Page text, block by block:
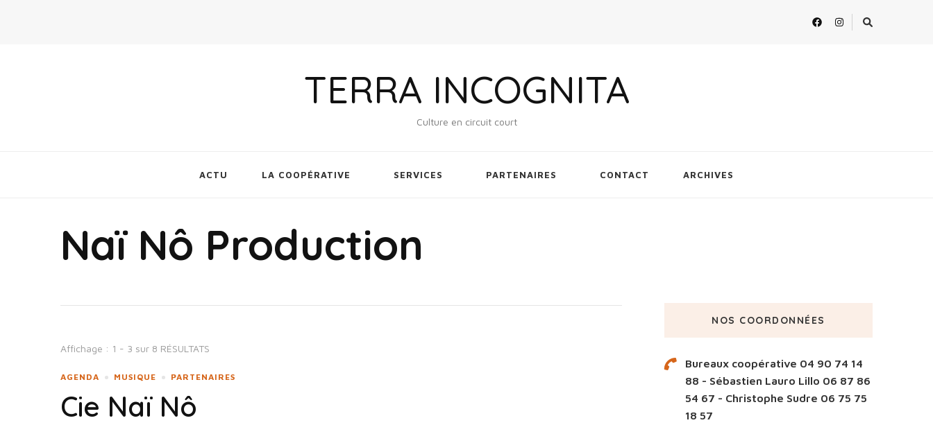
TERRA INCOGNITA
Culture en circuit court
ACTU LA COOPÉRATIVE SERVICES PARTENAIRES CONTACT ARCHIVES
Naï Nô Production
Affichage : 1 - 3 sur 8 RÉSULTATS
AGENDA MUSIQUE PARTENAIRES
Cie Naï Nô
NOS COORDONNÉES
Bureaux coopérative 04 90 74 14
88 - Sébastien Lauro Lillo 06 87 86
54 67 - Christophe Sudre 06 75 75
18 57